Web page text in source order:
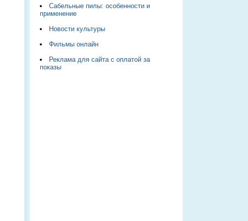
Сабельные пилы: особенности и
применение
Новости культуры
Фильмы онлайн
Реклама для сайта с оплатой за
показы